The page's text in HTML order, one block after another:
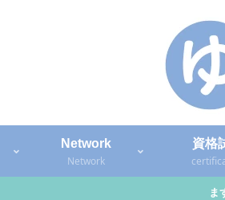
Network
Network
資格
ま